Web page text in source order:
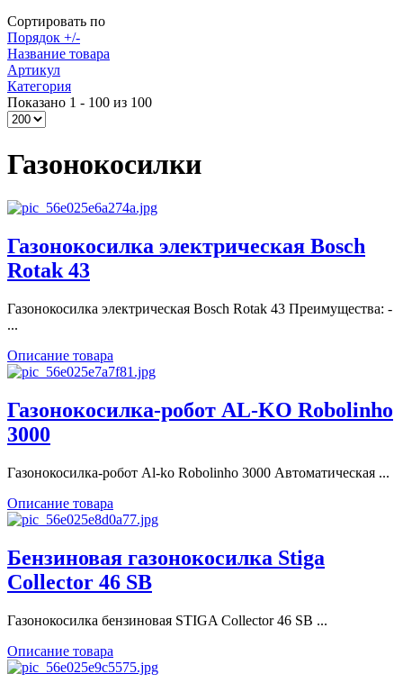
Сортировать по
Порядок +/-
Название товара
Артикул
Категория
Показано 1 - 100 из 100
Газонокосилки
Газонокосилка электрическая Bosch
Rotak 43
Газонокосилка электрическая Bosch Rotak 43 Преимущества: -
...
Описание товара
Газонокосилка-робот AL-KO Robolinho
3000
Газонокосилка-робот Al-ko Robolinho 3000 Автоматическая ...
Описание товара
Бензиновая газонокосилка Stiga
Collector 46 SB
Газонокосилка бензиновая STIGA Collector 46 SB ...
Описание товара